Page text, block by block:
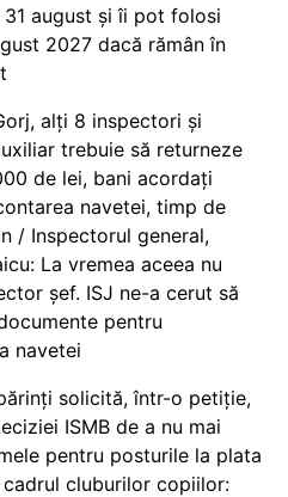
31 august și îi pot folosi
2027 dacă rămân în
alți 8 inspectori și
trebuie să returneze
de lei, bani acordați
navetei, timp de
/ Inspectorul general,
La vremea aceea nu
șef. ISJ ne-a cerut să
pentru
navetei
solicită, într-o petiție,
ISMB de a nu mai
pentru posturile la plata
cluburilor copiilor: